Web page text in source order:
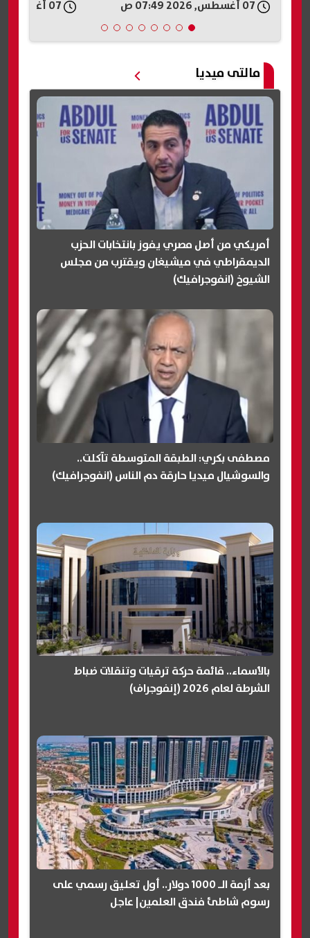
مالتى ميديا
أمريكي من أصل مصري يفوز بانتخابات الحزب
الديمقراطي في ميشيغان ويقترب من مجلس
الشيوخ (انفوجرافيك)
مصطفى بكري: الطبقة المتوسطة تآكلت..
والسوشيال ميديا حارقة دم الناس (انفوجرافيك)
بالأسماء.. قائمة حركة ترقيات وتنقلات ضباط
الشرطة لعام 2026 (إنفوجراف)
بعد أزمة الـ 1000 دولار.. أول تعليق رسمي على
رسوم شاطئ فندق العلمين| عاجل